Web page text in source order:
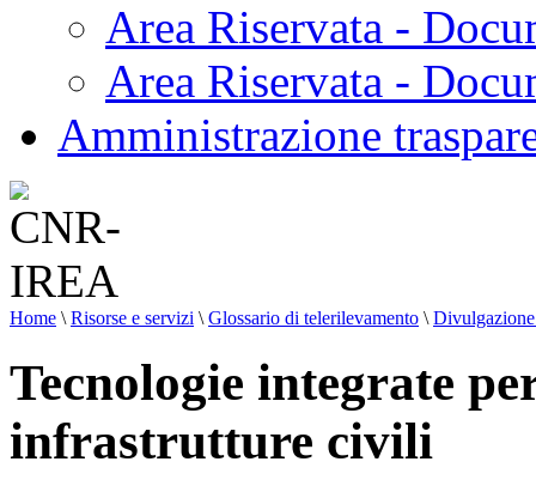
Area Riservata -
Area Riservata -
Amministrazione
Home \ Risorse e servizi \ Glossario di telerilevamento \
Tecnologie integrate
infrastrutture civili